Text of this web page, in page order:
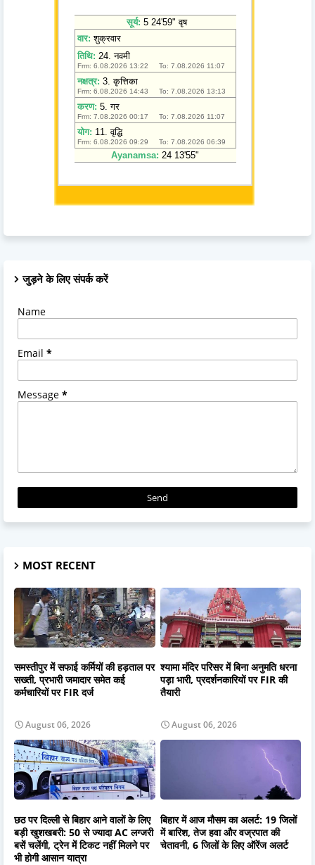
जुड़ने के लिए संपर्क करें
Name
Email *
Message *
MOST RECENT
समस्तीपुर में सफाई कर्मियों की हड़ताल पर
सख्ती, प्रभारी जमादार समेत कई
कर्मचारियों पर FIR दर्ज
August 06, 2026
श्यामा मंदिर परिसर में बिना अनुमति धरना
पड़ा भारी, प्रदर्शनकारियों पर FIR की
तैयारी
August 06, 2026
छठ पर दिल्ली से बिहार आने वालों के लिए
बड़ी खुशखबरी: 50 से ज्यादा AC लग्जरी
बसें चलेंगी, ट्रेन में टिकट नहीं मिलने पर
भी होगी आसान यात्रा
बिहार में आज मौसम का अलर्ट: 19 जिलों
में बारिश, तेज हवा और वज्रपात की
चेतावनी, 6 जिलों के लिए ऑरेंज अलर्ट